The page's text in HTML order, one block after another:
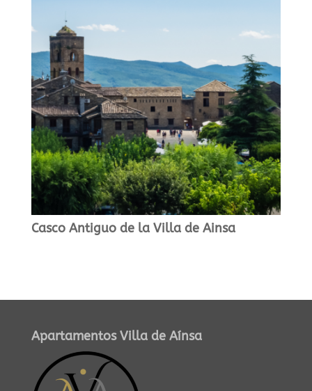
Casco Antiguo de la Villa de Ainsa
Apartamentos Villa de Aínsa